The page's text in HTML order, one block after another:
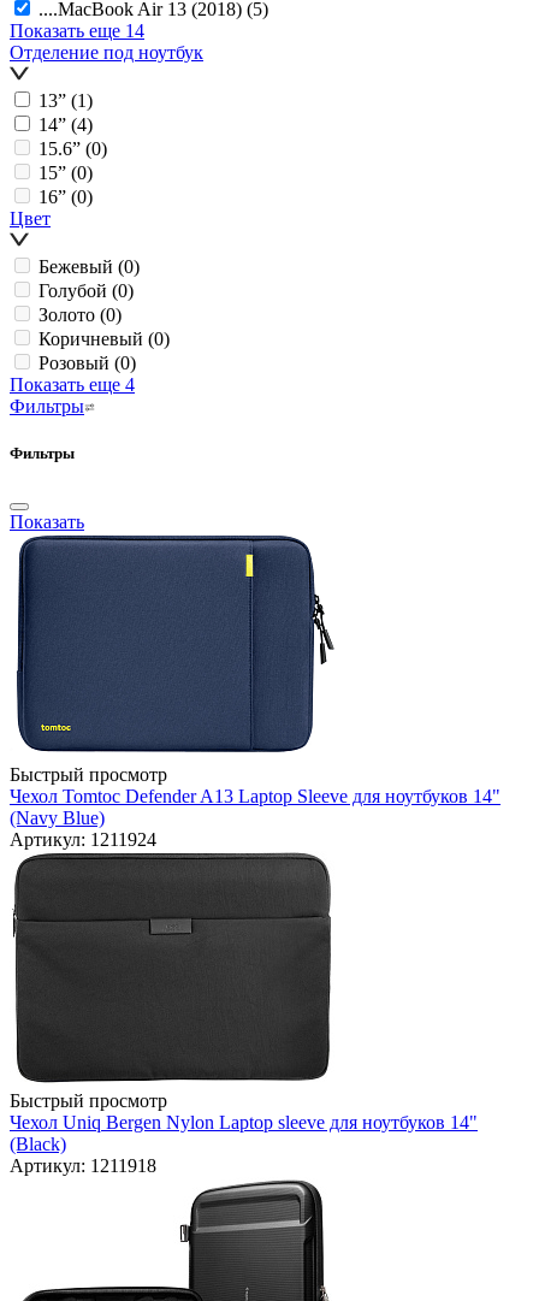
....MacBook Air 13 (2018) (5)
Показать еще 14
Отделение под ноутбук
13ˮ (1)
14ˮ (4)
15.6ˮ (0)
15ˮ (0)
16ˮ (0)
Цвет
Бежевый (0)
Голубой (0)
Золото (0)
Коричневый (0)
Розовый (0)
Показать еще 4
Фильтры
Фильтры
Показать
Быстрый просмотр
Чехол Tomtoc Defender A13 Laptop Sleeve для ноутбуков 14"
(Navy Blue)
Артикул: 1211924
Быстрый просмотр
Чехол Uniq Bergen Nylon Laptop sleeve для ноутбуков 14"
(Black)
Артикул: 1211918